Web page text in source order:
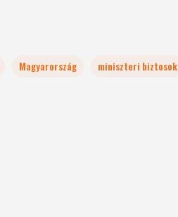
Magyarország miniszteri biztosok